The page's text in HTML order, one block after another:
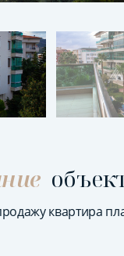
квартира